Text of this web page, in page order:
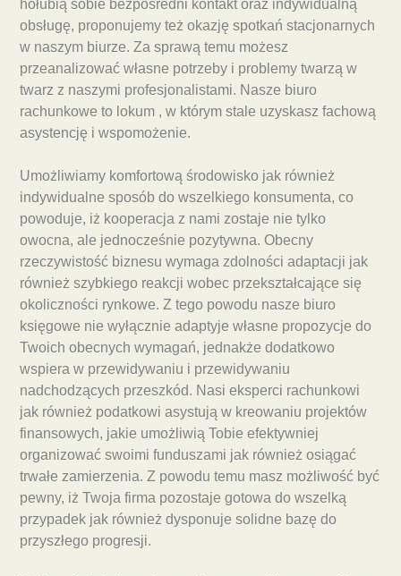
hołubią sobie bezpośredni kontakt oraz indywidualną
obsługę, proponujemy też okazję spotkań stacjonarnych
w naszym biurze. Za sprawą temu możesz
przeanalizować własne potrzeby i problemy twarzą w
twarz z naszymi profesjonalistami. Nasze biuro
rachunkowe to lokum , w którym stale uzyskasz fachową
asystencję i wspomożenie.
Umożliwiamy komfortową środowisko jak również
indywidualne sposób do wszelkiego konsumenta, co
powoduje, iż kooperacja z nami zostaje nie tylko
owocna, ale jednocześnie pozytywna. Obecny
rzeczywistość biznesu wymaga zdolności adaptacji jak
również szybkiego reakcji wobec przekształcające się
okoliczności rynkowe. Z tego powodu nasze biuro
księgowe nie wyłącznie adaptyje własne propozycje do
Twoich obecnych wymagań, jednakże dodatkowo
wspiera w przewidywaniu i przewidywaniu
nadchodzących przeszkód. Nasi eksperci rachunkowi
jak również podatkowi asystują w kreowaniu projektów
finansowych, jakie umożliwią Tobie efektywniej
organizować swoimi funduszami jak również osiągać
trwałe zamierzenia. Z powodu temu masz możliwość być
pewny, iż Twoja firma pozostaje gotowa do wszelką
przypadek jak również dysponuje solidne bazę do
przyszłego progresji.